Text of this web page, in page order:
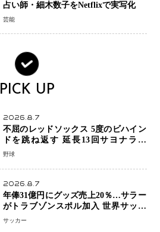
占い師・細木数子をNetflixで実写化
芸能
PICK UP
2026.8.7
不屈のレッドソックス 5度のビハイン
ドを跳ね返す 延長13回サヨナラ勝
ち 吉田正尚選手も2安打1打点で貢献 4
野球
2026.8.7
年俸31億円にグッズ売上20％…サラー
がトラブゾンスポル加入 世界サッカ
ーは「五大リーグ一強」から新時代へ
サッカー